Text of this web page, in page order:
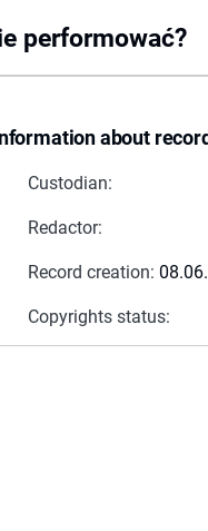
performować?
about
Custodian:
Redactor:
Record creation:
Copyrights status: